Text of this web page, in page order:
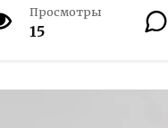
Просмотры
15